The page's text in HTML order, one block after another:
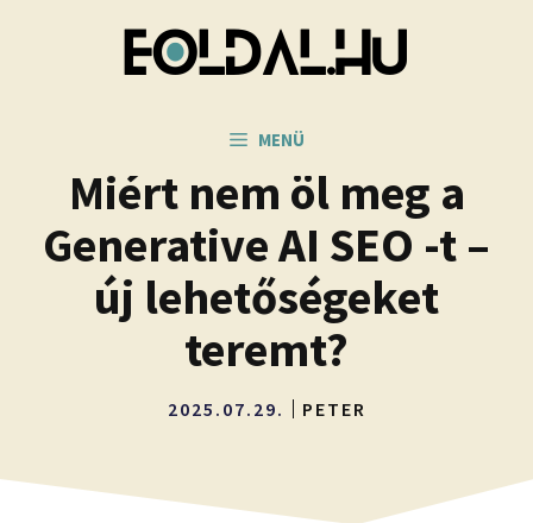
MENÜ
Miért nem öl meg a
Generative AI SEO -t –
új lehetőségeket
teremt?
2025.07.29. PETER